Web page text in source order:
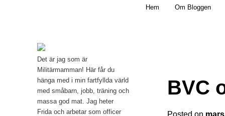
Mamma, militär och märkbart obekväm
Hem Om Bloggen
BVC
Posted on
Det är jag som är
Militärmamman! Här får du
hänga med i min fartfyllda värld
med småbarn, jobb, träning och
massa god mat. Jag heter
Frida och arbetar som officer